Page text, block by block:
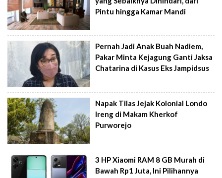
Pintu hingga Kamar Mandi
Pernah Jadi Anak Buah Nadiem,
Pakar Minta Kejagung Ganti Jaksa
Chatarina di Kasus Eks Jampidsus
Napak Tilas Jejak Kolonial Londo
Ireng di Makam Kherkof
Purworejo
3 HP Xiaomi RAM 8 GB Murah di
Bawah Rp1 Juta, Ini Pilihannya